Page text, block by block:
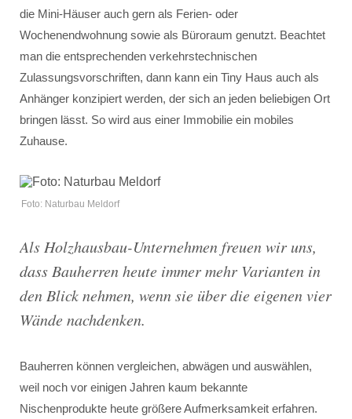
die Mini-Häuser auch gern als Ferien- oder
Wochenendwohnung sowie als Büroraum genutzt. Beachtet
man die entsprechenden verkehrstechnischen
Zulassungsvorschriften, dann kann ein Tiny Haus auch als
Anhänger konzipiert werden, der sich an jeden beliebigen Ort
bringen lässt. So wird aus einer Immobilie ein mobiles
Zuhause.
Foto: Naturbau Meldorf
Als Holzhausbau-Unternehmen freuen wir uns,
dass Bauherren heute immer mehr Varianten in
den Blick nehmen, wenn sie über die eigenen vier
Wände nachdenken.
Bauherren können vergleichen, abwägen und auswählen,
weil noch vor einigen Jahren kaum bekannte
Nischenprodukte heute größere Aufmerksamkeit erfahren.